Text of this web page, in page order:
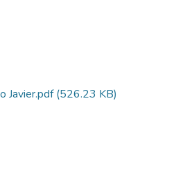
Javier.pdf(526.23 KB)